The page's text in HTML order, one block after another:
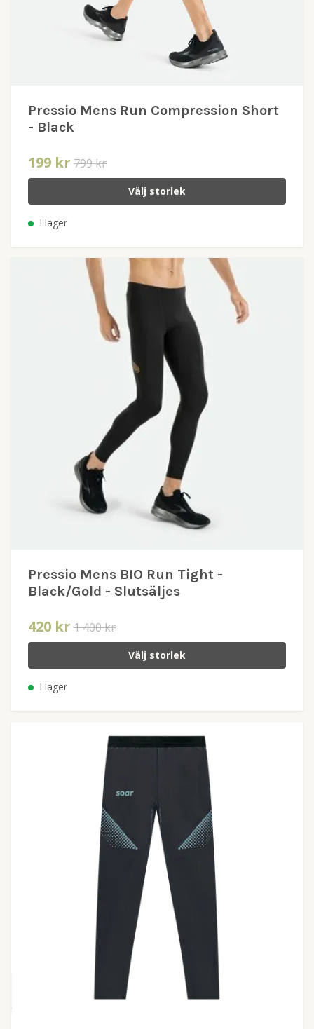
Pressio Mens Run Compression Short
- Black
199 kr 799 kr
Välj storlek
I lager
Pressio Mens BIO Run Tight -
Black/Gold - Slutsäljes
420 kr 1 400 kr
Välj storlek
I lager